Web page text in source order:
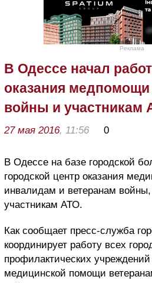
Реклама
В Одессе начал
оказания медпомощи
войны и участникам
27 мая 2016, 11:56 0
В Одессе на базе городской
городской центр оказания
инвалидам и ветеранам
участникам АТО.
Как сообщает пресс-служба
координирует работу всех
профилактических
медицинской помощи